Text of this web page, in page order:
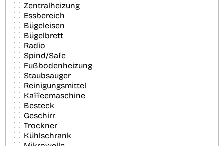
Zentralheizung
Essbereich
Bügeleisen
Bügelbrett
Radio
Spind/Safe
Fußbodenheizung
Staubsauger
Reinigungsmittel
Kaffeemaschine
Besteck
Geschirr
Trockner
Kühlschrank